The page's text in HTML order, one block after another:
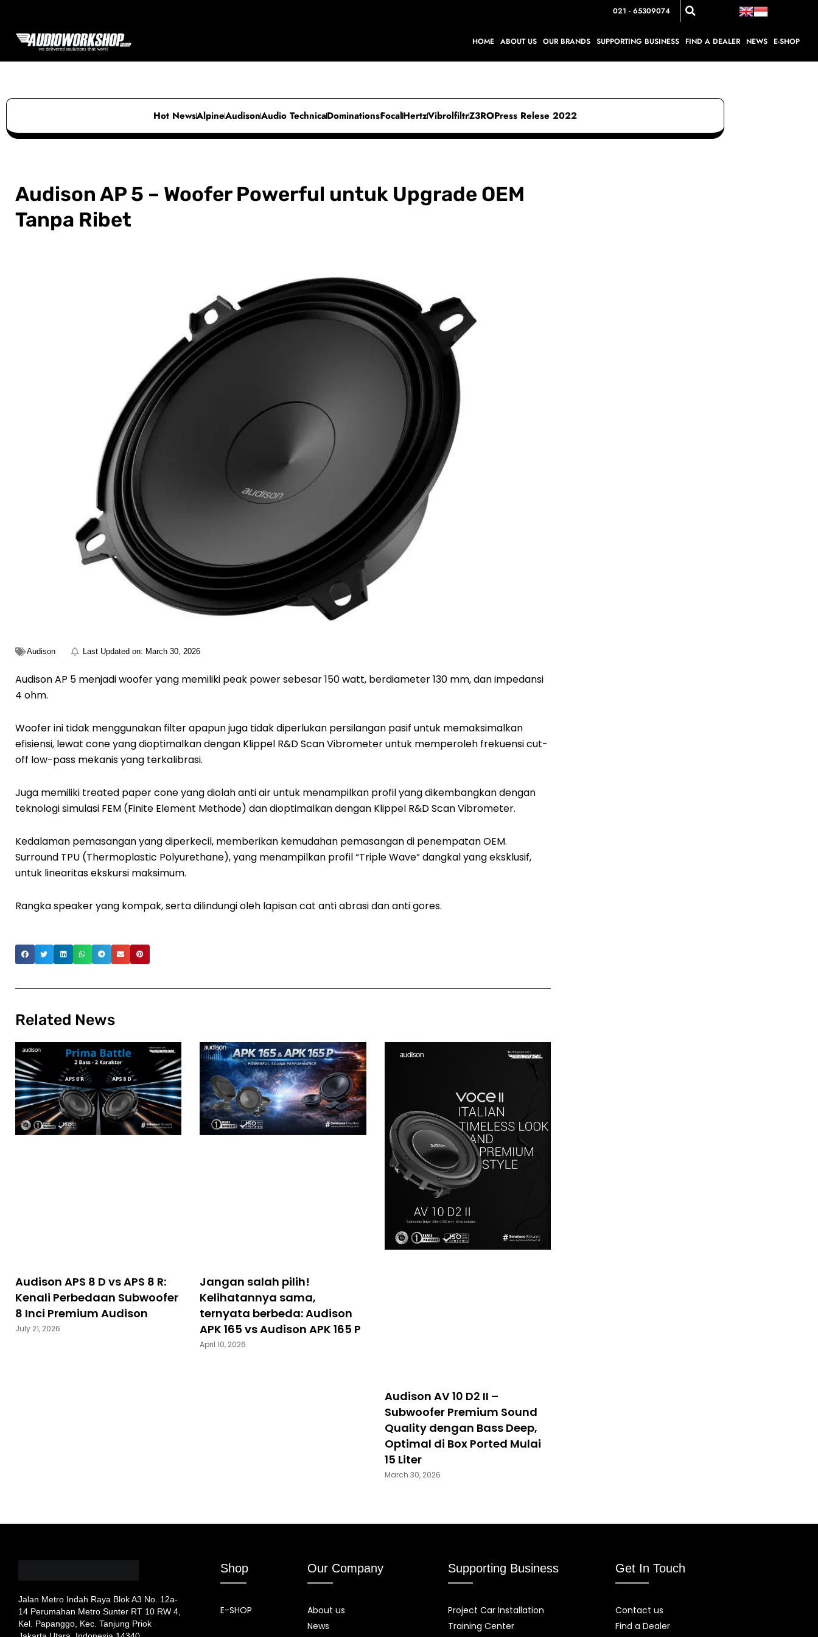
content
021 - 65309074
HOME ABOUT US OUR BRANDS SUPPORTING BUSINESS FIND A DEALER NEWS E-SHOP
Hot NewsAlpineAudisonAudio TechnicaDominationsFocalHertzVibrolfiltrZ3ROPress Relese 2022
Audison AP 5 – Woofer Powerful untuk Upgrade OEM
Tanpa Ribet
Audison Last Updated on: March 30, 2026
Audison AP 5 menjadi woofer yang memiliki peak power sebesar 150 watt, berdiameter 130 mm, dan impedansi
4 ohm.
Woofer ini tidak menggunakan filter apapun juga tidak diperlukan persilangan pasif untuk memaksimalkan
efisiensi, lewat cone yang dioptimalkan dengan Klippel R&D Scan Vibrometer untuk memperoleh frekuensi cut-
off low-pass mekanis yang terkalibrasi.
Juga memiliki treated paper cone yang diolah anti air untuk menampilkan profil yang dikembangkan dengan
teknologi simulasi FEM (Finite Element Methode) dan dioptimalkan dengan Klippel R&D Scan Vibrometer.
Kedalaman pemasangan yang diperkecil, memberikan kemudahan pemasangan di penempatan OEM.
Surround TPU (Thermoplastic Polyurethane), yang menampilkan profil “Triple Wave” dangkal yang eksklusif,
untuk linearitas ekskursi maksimum.
Rangka speaker yang kompak, serta dilindungi oleh lapisan cat anti abrasi dan anti gores.
Related News
Audison APS 8 D vs APS 8 R:
Kenali Perbedaan Subwoofer
8 Inci Premium Audison
July 21, 2026
Jangan salah pilih!
Kelihatannya sama,
ternyata berbeda: Audison
APK 165 vs Audison APK 165 P
April 10, 2026
Audison AV 10 D2 II –
Subwoofer Premium Sound
Quality dengan Bass Deep,
Optimal di Box Ported Mulai
15 Liter
March 30, 2026
Jalan Metro Indah Raya Blok A3 No. 12a-
14 Perumahan Metro Sunter RT 10 RW 4,
Kel. Papanggo, Kec. Tanjung Priok
Shop
E-SHOP
Our Company
About us
News
Supporting Business
Project Car Installation
Training Center
Get In Touch
Contact us
Find a Dealer